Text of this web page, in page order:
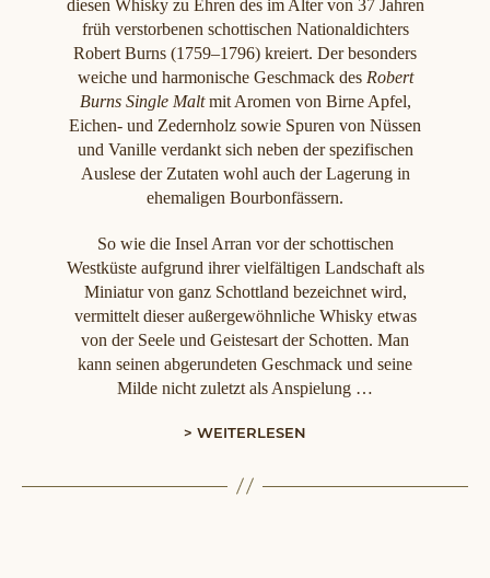
diesen Whisky zu Ehren des im Alter von 37 Jahren
früh verstorbenen schottischen Nationaldichters
Robert Burns (1759–1796) kreiert. Der besonders
weiche und harmonische Geschmack des Robert
Burns Single Maltmit Aromen von Birne Apfel,
Eichen- und Zedernholz sowie Spuren von Nüssen
und Vanille verdankt sich neben der spezifischen
Auslese der Zutaten wohl auch der Lagerung in
ehemaligen Bourbonfässern.
So wie die Insel Arran vor der schottischen
Westküste aufgrund ihrer vielfältigen Landschaft als
Miniatur von ganz Schottland bezeichnet wird,
vermittelt dieser außergewöhnliche Whisky etwas
von der Seele und Geistesart der Schotten. Man
kann seinen abgerundeten Geschmack und seine
Milde nicht zuletzt als Anspielung …
> WEITERLESEN